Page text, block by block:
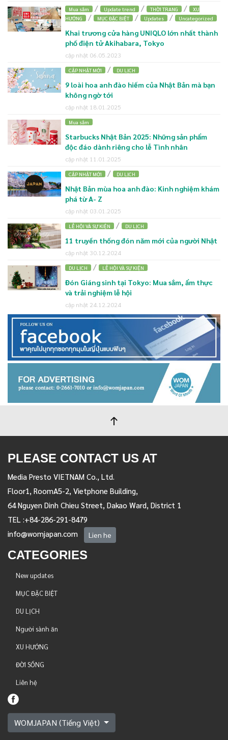
Mua sắm / Update trend / THỜI TRANG /
XU
HƯỚNG / MỤC ĐẶC BIỆT / Updates / Uncategorized
Khai trương cửa hàng UNIQLO lớn nhất thành
phố điện tử Akihabara, Tokyo
cập nhật 06.05.2023
CẬP NHẬT MỚI / DU LỊCH
9 loài hoa anh đào hiếm của Nhật Bản mà bạn
không ngờ tới
cập nhật 18.01.2025
Mua sắm
Starbucks Nhật Bản 2025: Những sản phẩm
độc đáo dành riêng cho lễ Tình nhân
cập nhật 11.01.2025
CẬP NHẬT MỚI / DU LỊCH
Nhật Bản mùa hoa anh đào: Kinh nghiệm khám
phá từ A- Z
cập nhật 03.01.2025
LỄ HỘI VÀ SỰ KIỆN / DU LỊCH
11 truyền thống đón năm mới của người Nhật
cập nhật 30.12.2024
DU LỊCH / LỄ HỘI VÀ SỰ KIỆN
Đón Giáng sinh tại Tokyo: Mua sắm, ẩm thực
và trải nghiệm lễ hội
cập nhật 24.12.2024
PLEASE CONTACT US AT
Media Presto VIETNAM Co., Ltd.
Floor1, RoomA5-2, Vietphone Building,
64 Nguyen Dinh Chieu Street, Dakao Ward, District 1
TEL :+84-286-291-8479
info@womjapan.com
Lien he
CATEGORIES
New updates
MỤC ĐẶC BIỆT
DU LỊCH
Người sành ăn
XU HƯỚNG
ĐỜI SỐNG
Liên hệ
WOMJAPAN (Tiếng Việt)